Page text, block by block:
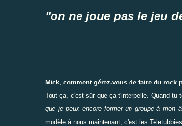
"on ne joue pas le jeu
Mick, comment gérez-vous de faire du rock
Tout ça, c'est sûr que ça t'interpelle. Quand tu
que je peux encore former un groupe à mon
modèle à nous maintenant, c'est les